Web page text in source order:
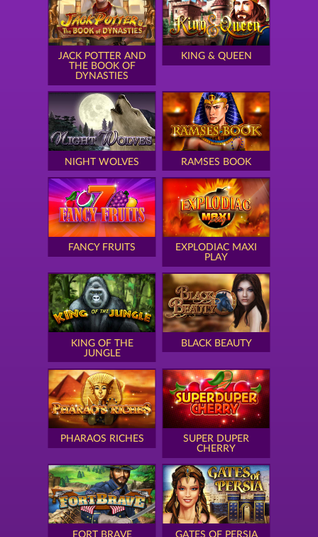
JACK POTTER AND
THE BOOK OF
DYNASTIES
KING & QUEEN
NIGHT WOLVES RAMSES BOOK
FANCY FRUITS
EXPLODIAC MAXI
PLAY
KING OF THE
JUNGLE
BLACK BEAUTY
PHARAOS RICHES
SUPER DUPER
CHERRY
FORT BRAVE GATES OF PERSIA